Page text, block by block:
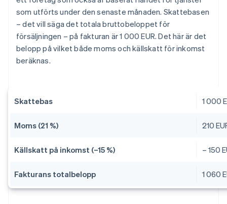
som utförts under den senaste månaden. Skattebasen
– det vill säga det totala bruttobeloppet för
försäljningen – på fakturan är 1 000 EUR. Det här är det
belopp på vilket både moms och källskatt för inkomst
beräknas.
Skattebas 1 000
Moms (21 %) 210
Källskatt på inkomst (–15 %) – 150
Fakturans totalbelopp 1 060